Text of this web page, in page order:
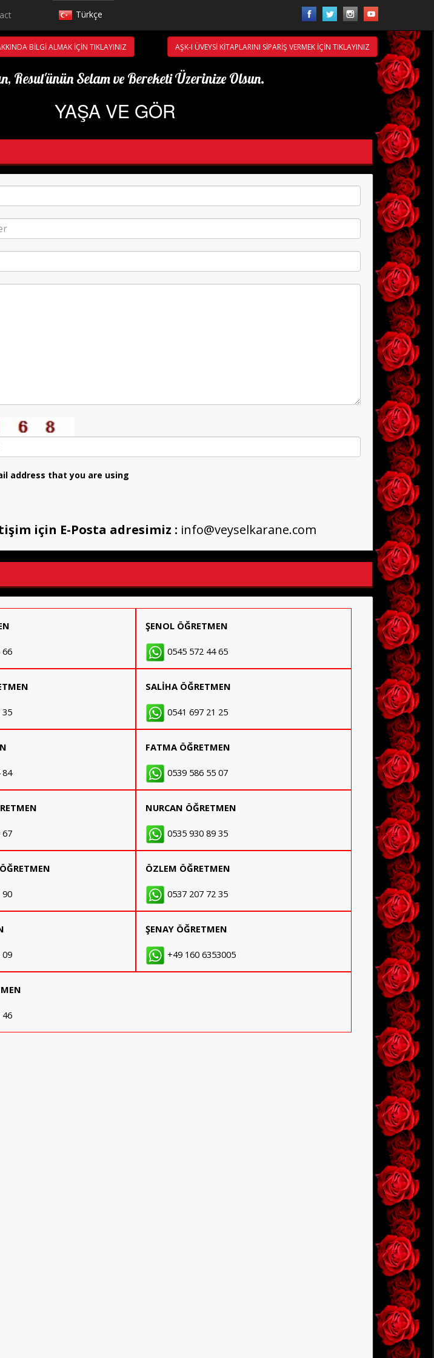
Türkçe
English
Deutsch
Français
BİLGİ ALMAK İÇİN TIKLAYINIZ AŞK-I ÜVEYSİ KİTAPLARINI SİPARİŞ VERMEK İÇİN TIKLAYINIZ
Resul'ünün Selam ve Bereketi Üzerinize Olsun.
YAŞA VE GÖR
address that you are using
için E-Posta adresimiz : info@veyselkarane.com